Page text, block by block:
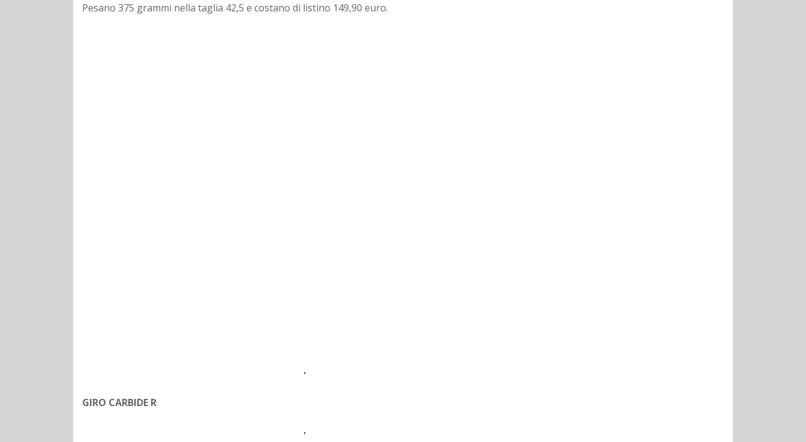
Pesano 375 grammi nella taglia 42,5 e costano di listino 149,90 euro.
GIRO CARBIDE R